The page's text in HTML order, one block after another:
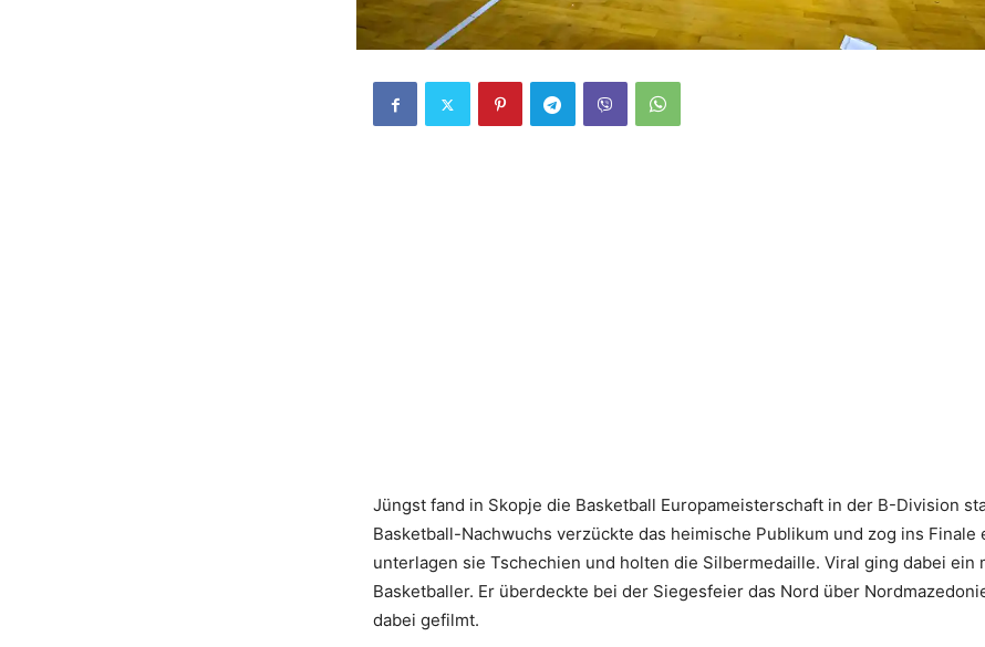
Jüngst fand in Skopje die Basketball Europameisterschaft in der B-Division
Basketball-Nachwuchs verzückte das heimische Publikum und zog ins Finale
unterlagen sie Tschechien und holten die Silbermedaille. Viral ging dabei ein
Basketballer. Er überdeckte bei der Siegesfeier das Nord über
dabei gefilmt.